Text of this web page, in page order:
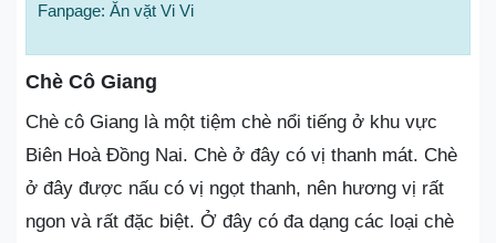
Fanpage: Ăn vặt Vi Vi
Chè Cô Giang
Chè cô Giang là một tiệm chè nổi tiếng ở khu vực
Biên Hoà Đồng Nai. Chè ở đây có vị thanh mát. Chè
ở đây được nấu có vị ngọt thanh, nên hương vị rất
ngon và rất đặc biệt. Ở đây có đa dạng các loại chè